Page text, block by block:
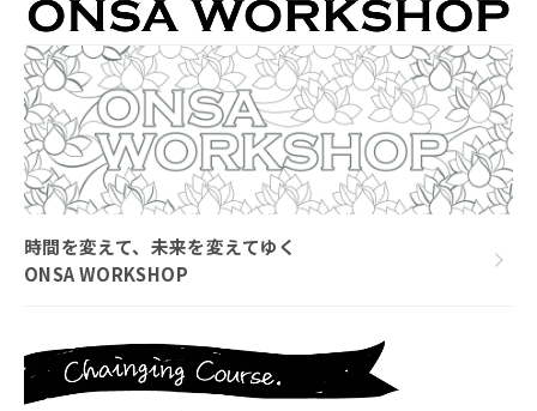
時間を変えて、未来を変えてゆく
ONSA WORKSHOP